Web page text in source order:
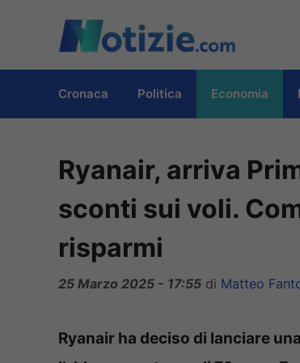
contenuto
Cronaca Politica Economia
Ryanair, arriva
sconti sui voli.
risparmi
25 Marzo 2025 - 17:55 di Matteo
Ryanair ha deciso di lanciare